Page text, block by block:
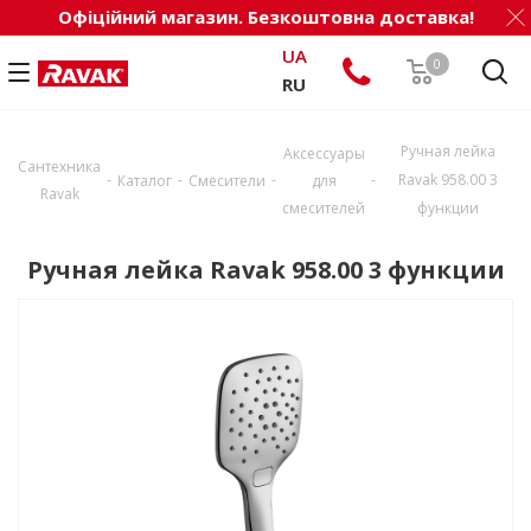
Офіційний магазин. Безкоштовна доставка!
0
UA
RU
Сантехника
Ravak
- Каталог - Смесители -
Аксессуары
для
смесителей
-
Ручная лейка
Ravak 958.00 3
функции
Ручная лейка Ravak 958.00 3 функции